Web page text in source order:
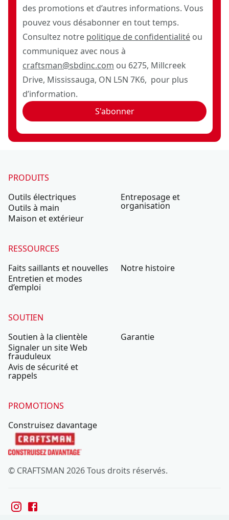
des promotions et d’autres informations. Vous
pouvez vous désabonner en tout temps.
Consultez notre politique de confidentialité ou
communiquez avec nous à
craftsman@sbdinc.com ou 6275, Millcreek
Drive, Mississauga, ON L5N 7K6, pour plus
d’information.
S'abonner
PRODUITS
Outils électriques
Outils à main
Maison et extérieur
Entreposage et
organisation
RESSOURCES
Faits saillants et nouvelles
Entretien et modes
d’emploi
Notre histoire
SOUTIEN
Soutien à la clientèle
Signaler un site Web
frauduleux
Avis de sécurité et
rappels
Garantie
PROMOTIONS
Construisez davantage
© CRAFTSMAN 2026 Tous droits réservés.